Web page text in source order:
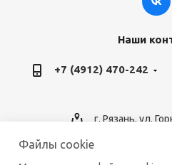
Наши
+7 (4912) 470-242
г. Рязань, ул.
Файлы cookie